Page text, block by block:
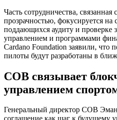
Часть сотрудничества, связанная
прозрачностью, фокусируется на
поддающихся аудиту и проверке
управлением и программами
Cardano Foundation заявили, что
пилоты будут разработаны в
COB связывает
управлением
Генеральный директор COB